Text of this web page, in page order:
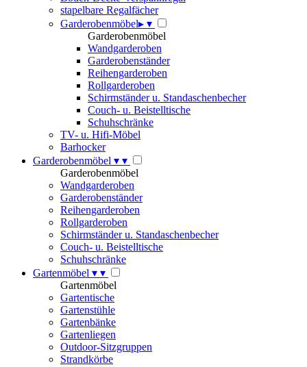
stapelbare Regalfächer
Garderobenmöbel▸ ▾
Garderobenmöbel
Wandgarderoben
Garderobenständer
Reihengarderoben
Rollgarderoben
Schirmständer u. Standaschenbecher
Couch- u. Beistelltische
Schuhschränke
TV- u. Hifi-Möbel
Barhocker
Garderobenmöbel ▾ ▾
Garderobenmöbel
Wandgarderoben
Garderobenständer
Reihengarderoben
Rollgarderoben
Schirmständer u. Standaschenbecher
Couch- u. Beistelltische
Schuhschränke
Gartenmöbel ▾ ▾
Gartenmöbel
Gartentische
Gartenstühle
Gartenbänke
Gartenliegen
Outdoor-Sitzgruppen
Strandkörbe